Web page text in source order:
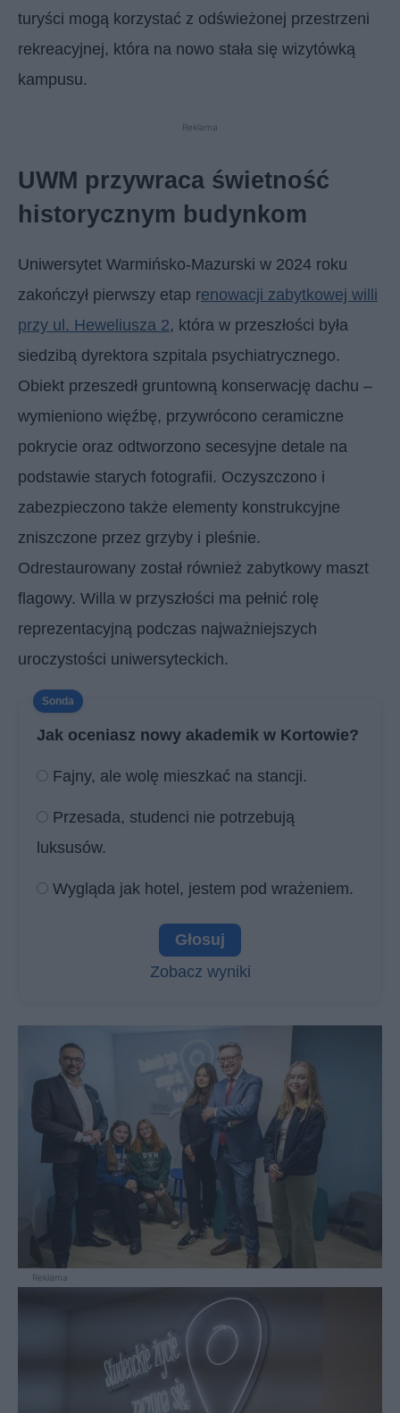
turyści mogą korzystać z odświeżonej przestrzeni
rekreacyjnej, która na nowo stała się wizytówką
kampusu.
Reklama
UWM przywraca świetność
historycznym budynkom
Uniwersytet Warmińsko-Mazurski w 2024 roku
zakończył pierwszy etap renowacji zabytkowej willi
przy ul. Heweliusza 2, która w przeszłości była
siedzibą dyrektora szpitala psychiatrycznego.
Obiekt przeszedł gruntowną konserwację dachu –
wymieniono więźbę, przywrócono ceramiczne
pokrycie oraz odtworzono secesyjne detale na
podstawie starych fotografii. Oczyszczono i
zabezpieczono także elementy konstrukcyjne
zniszczone przez grzyby i pleśnie.
Odrestaurowany został również zabytkowy maszt
flagowy. Willa w przyszłości ma pełnić rolę
reprezentacyjną podczas najważniejszych
uroczystości uniwersyteckich.
Jak oceniasz nowy akademik w Kortowie?
Fajny, ale wolę mieszkać na stancji.
Przesada, studenci nie potrzebują
luksusów.
Wygląda jak hotel, jestem pod wrażeniem.
Zobacz wyniki
Reklama